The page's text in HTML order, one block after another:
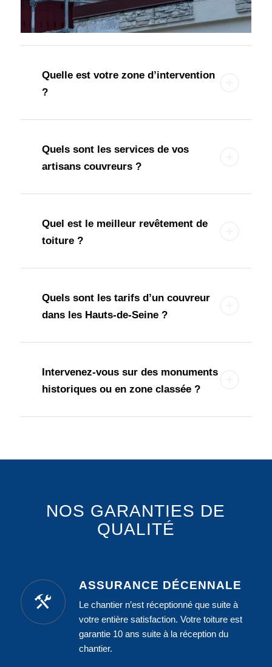
Quelle est votre zone d’intervention
?
Quels sont les services de vos
artisans couvreurs ?
Quel est le meilleur revêtement de
toiture ?
Quels sont les tarifs d’un couvreur
dans les Hauts-de-Seine ?
Intervenez-vous sur des monuments
historiques ou en zone classée ?
NOS GARANTIES DE
QUALITÉ
ASSURANCE DÉCENNALE
Le chantier n’est réceptionné que suite à
votre entière satisfaction. Votre toiture est
garantie 10 ans suite à la réception du
chantier.